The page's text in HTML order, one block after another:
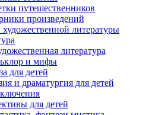
путешественников
произведений
литературы
литература
и мифы
для детей
и драматургия для детей
для детей